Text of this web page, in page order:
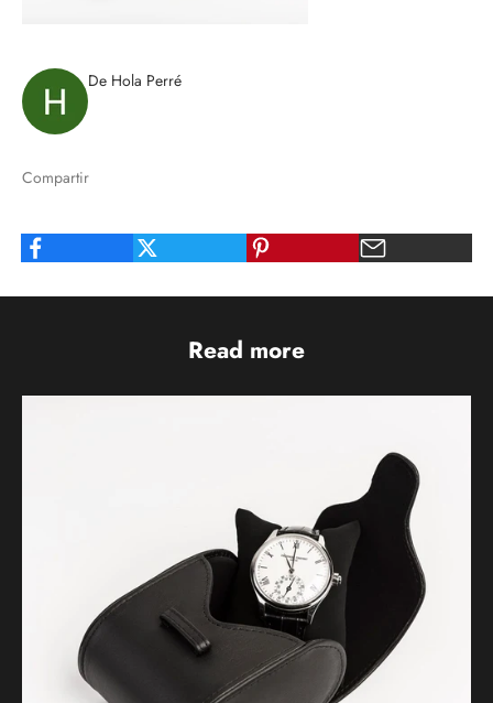
De Hola Perré
Compartir
Read more